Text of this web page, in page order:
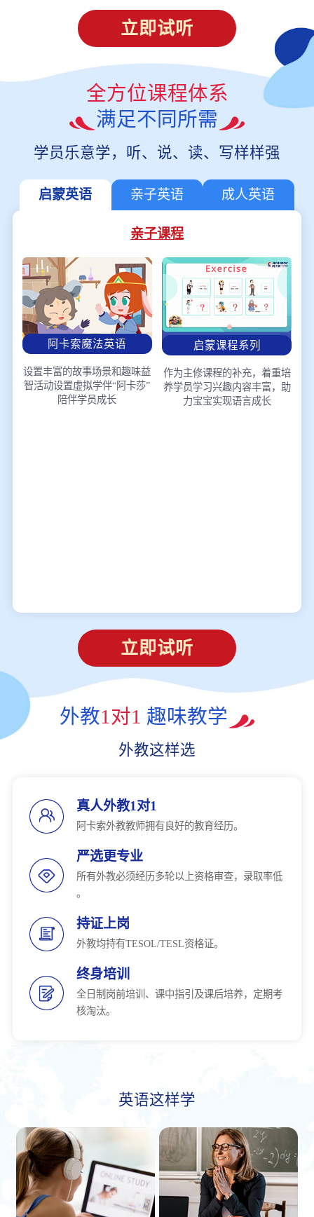
立即试听
全方位课程体系
满足不同所需
学员乐意学，听、说、读、写样样强
启蒙英语 亲子英语 成人英语
亲子课程
阿卡索魔法英语
设置丰富的故事场景和趣味益
智活动设置虚拟学伴“阿卡莎”
陪伴学员成长
启蒙课程系列
作为主修课程的补充，着重培
养学员学习兴趣内容丰富，助
力宝宝实现语言成长
立即试听
外教1对1 趣味教学
外教这样选
真人外教1对1
阿卡索外教教师拥有良好的教育经历。
严选更专业
所有外教必须经历多轮以上资格审查，录取率低
。
持证上岗
外教均持有TESOL/TESL资格证。
终身培训
全日制岗前培训、课中指引及课后培养，定期考
核淘汰。
英语这样学